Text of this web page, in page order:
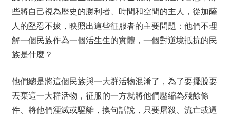
些將自己視為歷史的勝利者、時間和空間的主人，從加薩
人的堅忍不拔，映照出這些征服者的主要問題：他們不理
解一個民族作為一個活生生的實體，一個對逆境抵抗的民
族是什麼？
他們總是將這個民族與一大群活物混淆了，為了要擺脫要
丟棄這一大群活物，征服的一方就將他們壓縮為殘餘條
件、將他們湮滅或驅離，換句話說，只要屠殺、流亡或逼